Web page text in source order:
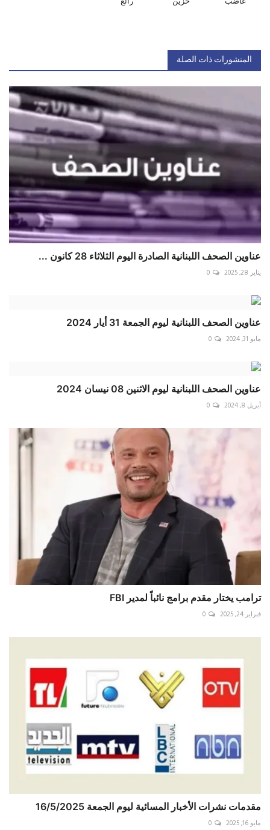
المنشورات ذات الصلة
عناوين الصحف اللبنانية الصادرة اليوم الثلاثاء 28 كانون ...
يناير 28, 2025 0
عناوين الصحف اللبنانية ليوم الجمعة 31 أيار 2024
مايو 31, 2024 0
عناوين الصحف اللبنانية ليوم الاثنين 08 نيسان 2024
أبريل 8, 2024 0
فبراير 24, 2025 0
مقدمات نشرات الأخبار المسائية ليوم الجمعة 16/5/2025
مايو 16, 2025 0